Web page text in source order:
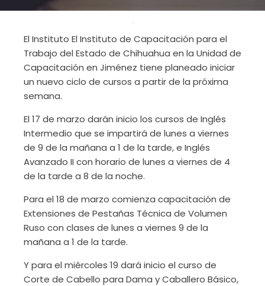
El Instituto El Instituto de Capacitación para el
Trabajo del Estado de Chihuahua en la Unidad de
Capacitación en Jiménez tiene planeado iniciar
un nuevo ciclo de cursos a partir de la próxima
semana.
El 17 de marzo darán inicio los cursos de Inglés
Intermedio que se impartirá de lunes a viernes
de 9 de la mañana a 1 de la tarde, e Inglés
Avanzado II con horario de lunes a viernes de 4
de la tarde a 8 de la noche.
Para el 18 de marzo comienza capacitación de
Extensiones de Pestañas Técnica de Volumen
Ruso con clases de lunes a viernes 9 de la
mañana a 1 de la tarde.
Y para el miércoles 19 dará inicio el curso de
Corte de Cabello para Dama y Caballero Básico,